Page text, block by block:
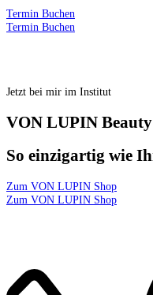
Termin Buchen
Termin Buchen
Jetzt bei mir im Institut
VON LUPIN
So einzigartig wie
Zum VON LUPIN Shop
Zum VON LUPIN Shop